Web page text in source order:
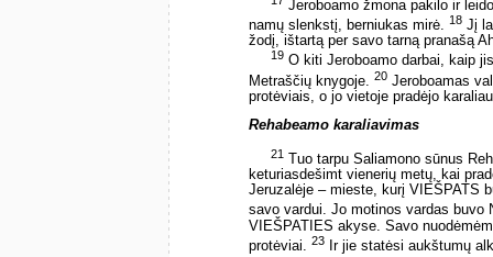
Jeroboamo žmona pakilo ir
namų slenkstį, berniukas mirė. 18 Jį
žodį, ištartą per savo tarną pranašą
19 O kiti Jeroboamo darbai, kaip
Metraščių knygoje. 20 Jeroboamas
protėviais, o jo vietoje pradėjo
Rehabeamo karaliavimas
21
Tuo tarpu Saliamono sūnus
keturiasdešimt vienerių metų, kai
Jeruzalėje – mieste, kurį VIEŠPATS
savo vardui. Jo motinos vardas buvo
VIEŠPATIES akyse. Savo
protėviai. 23 Ir jie statėsi aukštumų